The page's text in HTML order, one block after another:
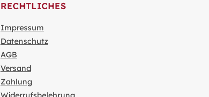
RECHTLICHES
Impressum
Datenschutz
AGB
Versand
Zahlung